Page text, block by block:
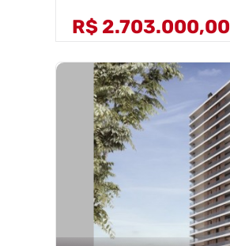
R$ 2.703.000,00